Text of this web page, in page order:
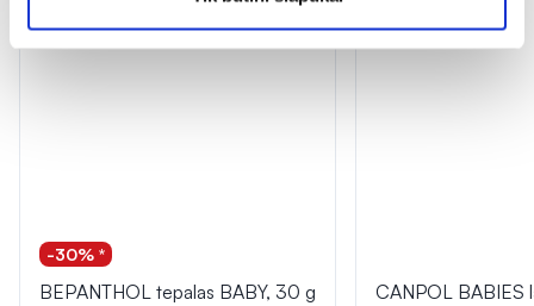
-30% *
BEPANTHOL tepalas BABY, 30 g
CANPOL BABIES